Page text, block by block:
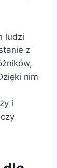
ludzi
z
nim
i